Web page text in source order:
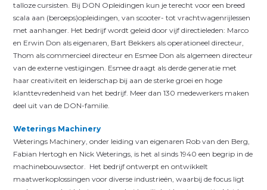
talloze cursisten. Bij DON Opleidingen kun je terecht voor een breed
scala aan (beroeps)opleidingen, van scooter- tot vrachtwagenrijlessen
met aanhanger. Het bedrijf wordt geleid door vijf directieleden: Marco
en Erwin Don als eigenaren, Bart Bekkers als operationeel directeur,
Thom als commercieel directeur en Esmee Don als algemeen directeur
van de externe vestigingen. Esmee draagt als derde generatie met
haar creativiteit en leiderschap bij aan de sterke groei en hoge
klanttevredenheid van het bedrijf. Meer dan 130 medewerkers maken
deel uit van de DON-familie.
Weterings Machinery
Weterings Machinery, onder leiding van eigenaren Rob van den Berg,
Fabian Hertogh en Nick Weterings, is het al sinds 1940 een begrip in de
machinebouwsector. Het bedrijf ontwerpt en ontwikkelt
maatwerkoplossingen voor diverse industrieën, waarbij de focus ligt